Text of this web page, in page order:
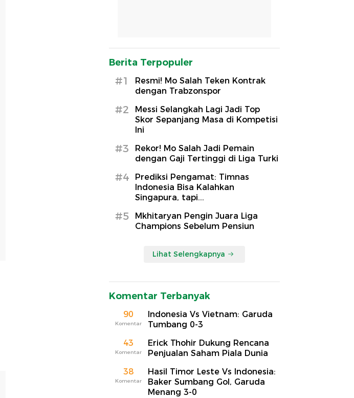
Berita Terpopuler
#1
Resmi! Mo Salah Teken Kontrak
dengan Trabzonspor
#2
Messi Selangkah Lagi Jadi Top
Skor Sepanjang Masa di Kompetisi
Ini
#3
Rekor! Mo Salah Jadi Pemain
dengan Gaji Tertinggi di Liga Turki
#4
Prediksi Pengamat: Timnas
Indonesia Bisa Kalahkan
Singapura, tapi...
#5
Mkhitaryan Pengin Juara Liga
Champions Sebelum Pensiun
Lihat Selengkapnya
Komentar Terbanyak
90
Komentar
Indonesia Vs Vietnam: Garuda
Tumbang 0-3
43
Komentar
Erick Thohir Dukung Rencana
Penjualan Saham Piala Dunia
38
Komentar
Hasil Timor Leste Vs Indonesia:
Baker Sumbang Gol, Garuda
Menang 3-0